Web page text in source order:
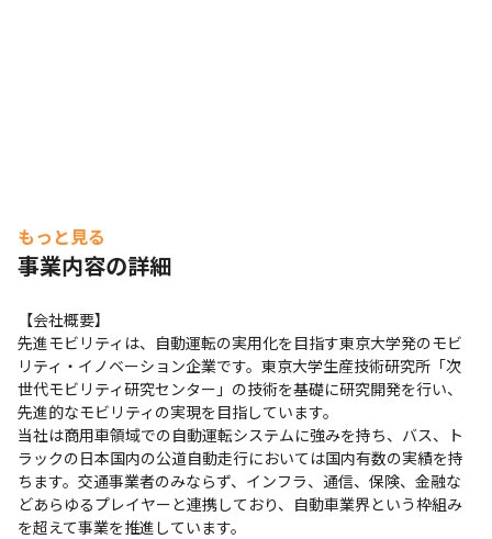
もっと見る
事業内容の詳細
【会社概要】
先進モビリティは、自動運転の実用化を目指す東京大学発のモビ
リティ・イノベーション企業です。東京大学生産技術研究所「次
世代モビリティ研究センター」の技術を基礎に研究開発を行い、
先進的なモビリティの実現を目指しています。
当社は商用車領域での自動運転システムに強みを持ち、バス、ト
ラックの日本国内の公道自動走行においては国内有数の実績を持
ちます。交通事業者のみならず、インフラ、通信、保険、金融な
どあらゆるプレイヤーと連携しており、自動車業界という枠組み
を超えて事業を推進しています。